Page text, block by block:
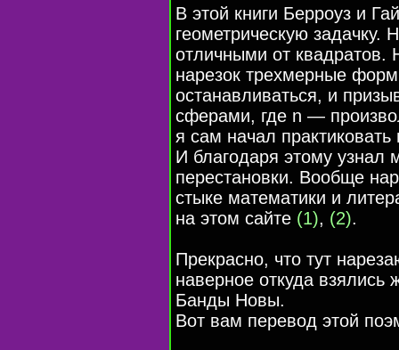
В этой книги Берроуз и
геометрическую задачку.
отличными от квадратов.
нарезок трехмерные
останавливаться, и
сферами, где n —
я сам начал
И благодаря этому узнал
перестановки. Вообще
стыке математики и
на этом сайте (1), (2).
Прекрасно, что тут
наверное откуда
Банды Новы.
Вот вам перевод этой